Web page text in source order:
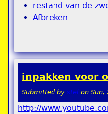
restand van de
Afbreken
inpakken voor
Submitted by stel on Sun,
http://